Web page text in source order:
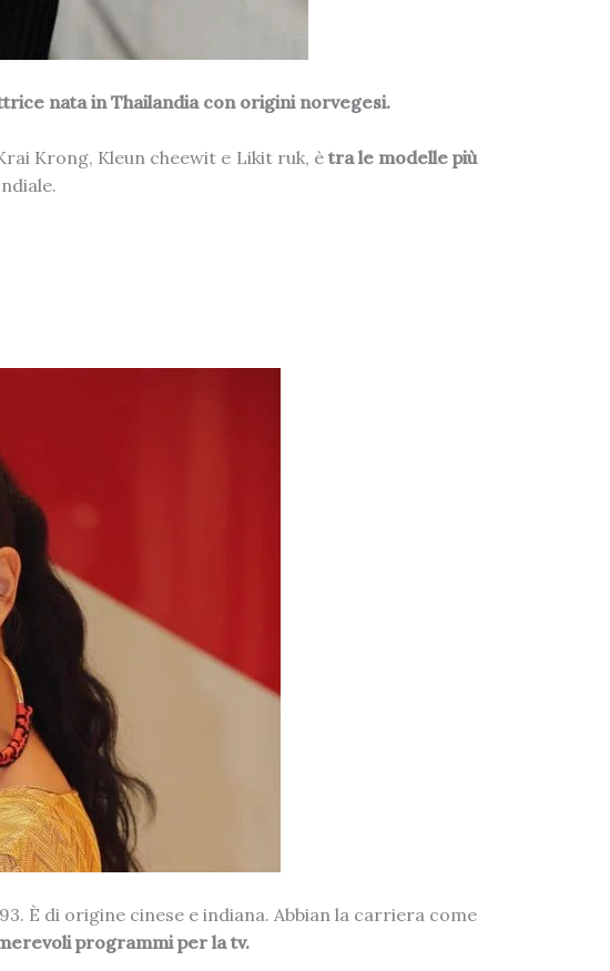
nata in Thailandia con origini norvegesi.
Krong, Kleun cheewit e Likit ruk, ètra le modelle più
È di origine cinese e indiana. Abbian la carriera come
programmi per la tv.